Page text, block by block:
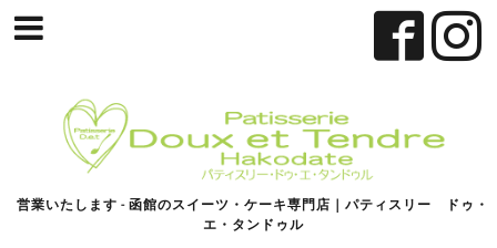
営業いたします - 函館のスイーツ・ケーキ専門店｜パティスリー ドゥ・
エ・タンドゥル